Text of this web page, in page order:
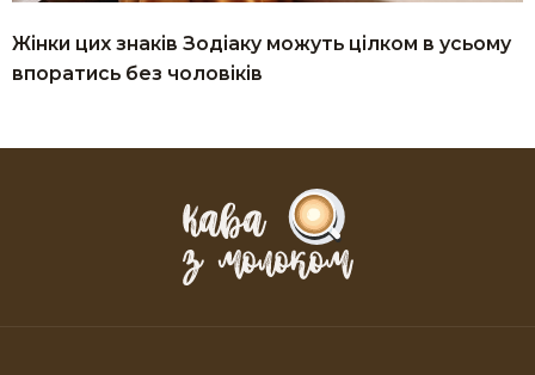
Жінки цих знаків Зодіаку можуть цілком в усьому
впоратись без чоловіків